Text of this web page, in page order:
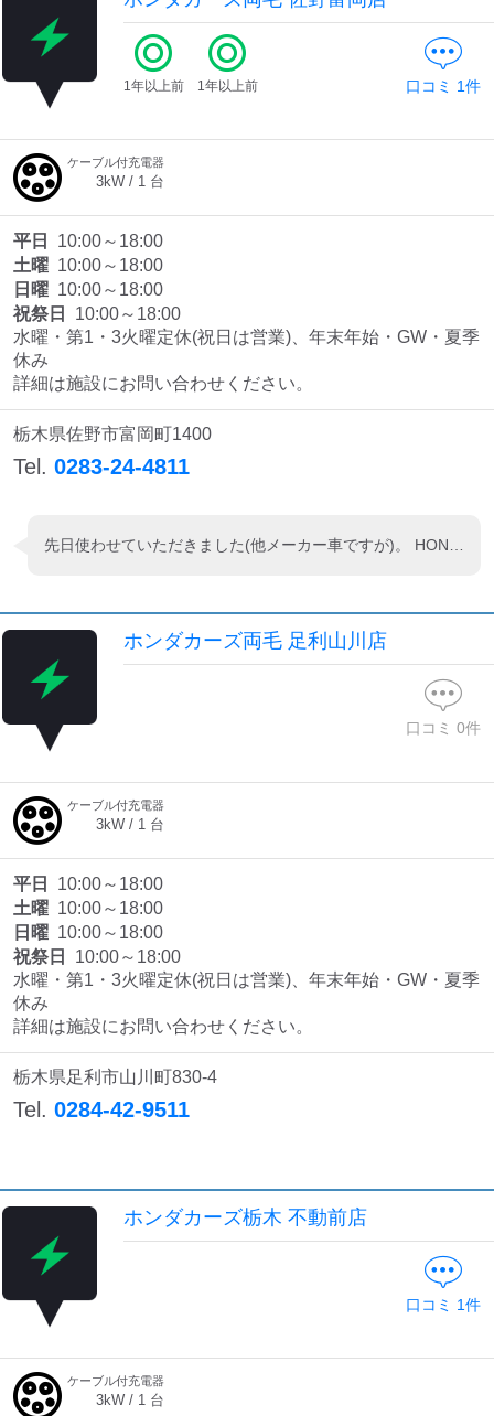
1年以上前 1年以上前 口コミ 1件
ケーブル付充電器
3kW / 1 台
平日
10:00～18:00
土曜 10:00～18:00
日曜 10:00～18:00
祝祭日
10:00～18:00
水曜・第1・3火曜定休(祝日は営業)、年末年始・GW・夏季
休み
詳細は施設にお問い合わせください。
栃木県佐野市富岡町1400
Tel. 0283-24-4811
ホンダカーズ両毛 足利山川店
口コミ 0件
ケーブル付充電器
3kW / 1 台
平日
10:00～18:00
土曜 10:00～18:00
日曜 10:00～18:00
祝祭日
10:00～18:00
水曜・第1・3火曜定休(祝日は営業)、年末年始・GW・夏季
休み
詳細は施設にお問い合わせください。
栃木県足利市山川町830-4
Tel. 0284-42-9511
ホンダカーズ栃木 不動前店
口コミ 1件
ケーブル付充電器
3kW / 1 台